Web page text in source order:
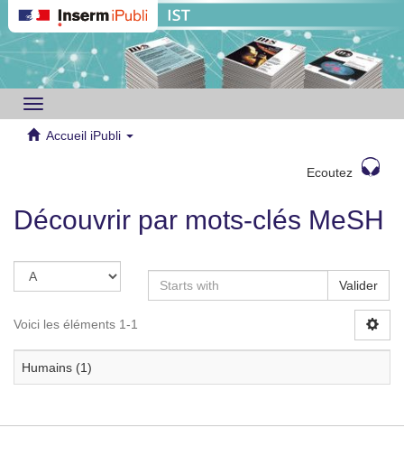
Toggle
navigation
Accueil iPubli
Ecoutez
Découvrir par mots-clés MeSH
Valider
Voici les éléments 1-1
Humains (1)